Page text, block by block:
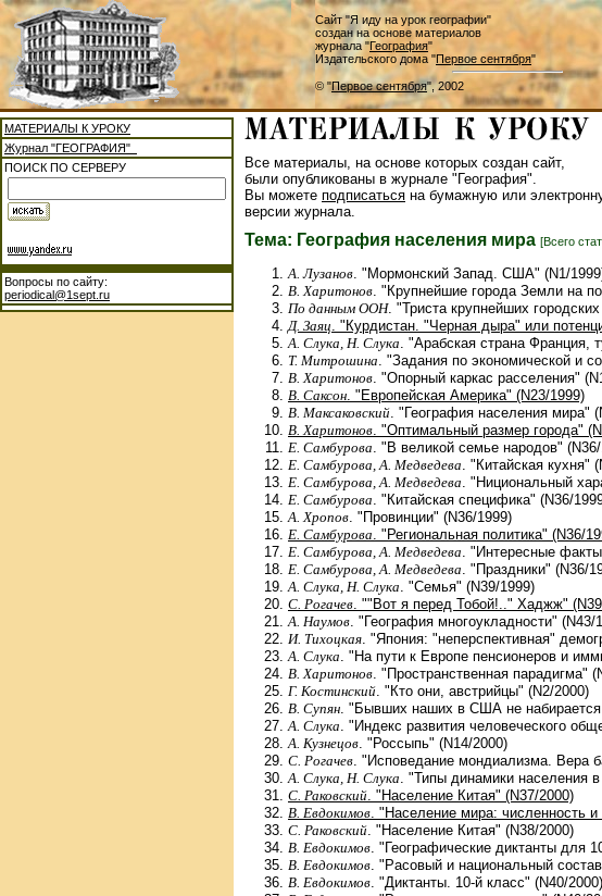
Сайт "Я иду на урок географии"
создан на основе материалов
журнала "География"
Издательского дома "Первое сентября"
© "Первое сентября", 2002
МАТЕРИАЛЫ К УРОКУ
Журнал "ГЕОГРАФИЯ"
ПОИСК ПО СЕРВЕРУ
Вопросы по сайту:
periodical@1sept.ru
Все материалы, на основе которых создан сайт,
были опубликованы в журнале "География".
Вы можете подписаться на бумажную или
версии журнала.
Тема: География населения мира [Всего
А. Лузанов . "Мормонский Запад. США" (N1/
В. Харитонов . "Крупнейшие города Земли на
По данным ООН. "Триста крупнейших
Д. Заяц . "Курдистан. "Черная дыра" или
А. Слука, Н. Слука . "Арабская страна Франция,
Т. Митрошина . "Задания по экономической и
В. Харитонов . "Опорный каркас расселения"
В. Саксон . "Европейская Америка" (N23/1999)
В. Максаковский . "География населения мира"
В. Харитонов . "Оптимальный размер города"
Е. Самбурова . "В великой семье народов"
Е. Самбурова, А. Медведева . "Китайская кухня"
Е. Самбурова, А. Медведева . "Нициональный
Е. Самбурова . "Китайская специфика" (N36/
А. Хропов . "Провинции" (N36/1999)
Е. Самбурова . "Региональная политика" (N36/
Е. Самбурова, А. Медведева . "Интересные
Е. Самбурова, А. Медведева . "Праздники" (N36/
А. Слука, Н. Слука . "Семья" (N39/1999)
С. Рогачев . ""Вот я перед Тобой!.." Хаджж"
А. Наумов . "География многоукладности" (N43/
И. Тихоцкая . "Япония: "неперспективная"
А. Слука . "На пути к Европе пенсионеров и
В. Харитонов . "Пространственная парадигма"
Г. Костинский . "Кто они, австрийцы" (N2/2000)
В. Супян . "Бывших наших в США не
А. Слука . "Индекс развития человеческого
А. Кузнецов . "Россыпь" (N14/2000)
С. Рогачев . "Исповедание мондиализма. Вера
А. Слука, Н. Слука . "Типы динамики населения
С. Раковский . "Население Китая" (N37/2000)
В. Евдокимов . "Население мира: численность
С. Раковский . "Население Китая" (N38/2000)
В. Евдокимов . "Географические диктанты для
В. Евдокимов . "Расовый и национальный
В. Евдокимов . "Диктанты. 10-й класс" (N40/2000)